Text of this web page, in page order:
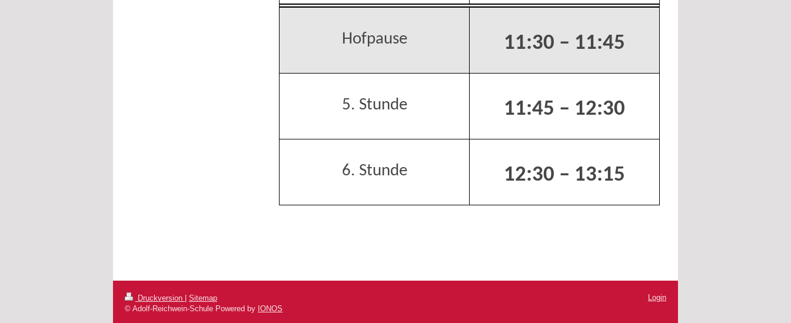
Hofpause 11:30 – 11:45
5. Stunde 11:45 – 12:30
6. Stunde 12:30 – 13:15
Druckversion
Sitemap
© Adolf-Reichwein-Schule Powered by IONOS
Login